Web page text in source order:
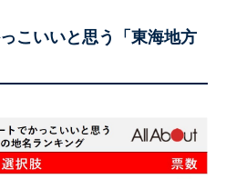
こいいと思う「東海地方